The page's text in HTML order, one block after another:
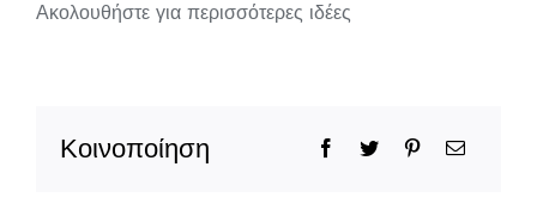
Ακολουθήστε για περισσότερες ιδέες
Κοινοποίηση